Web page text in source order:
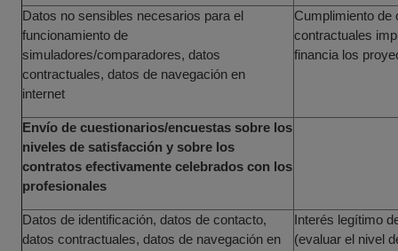
Datos no sensibles necesarios para el
funcionamiento de
simuladores/comparadores, datos
contractuales, datos de navegación en
internet
Cumplimiento de
contractuales
financia los
Envío de cuestionarios/encuestas sobre los
niveles de satisfacción y sobre los
contratos efectivamente celebrados con los
profesionales
Datos de identificación, datos de contacto,
datos contractuales, datos de navegación en
Interés legítimo
(evaluar el nivel